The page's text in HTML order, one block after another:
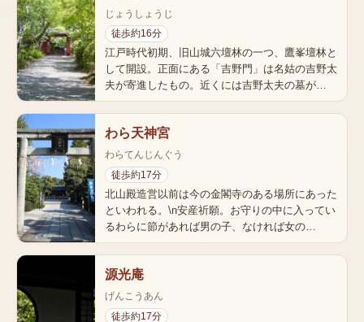
じょうしょうじ
徒歩約16分
江戸時代初期、旧山城六壇林の一つ、鷹峯壇林と
して開設。正面にある「吉野門」は名姑の吉野太
夫が寄進したもの。近くには吉野太夫の墓が…
わら天神宮
わらてんじんぐう
徒歩約17分
北山殿造営以前は今の金閣寺のある場所にあった
といわれる。\n安産祈願。お守りの中に入ってい
るわらに節があれば男の子、なければ女の…
源光庵
げんこうあん
徒歩約17分